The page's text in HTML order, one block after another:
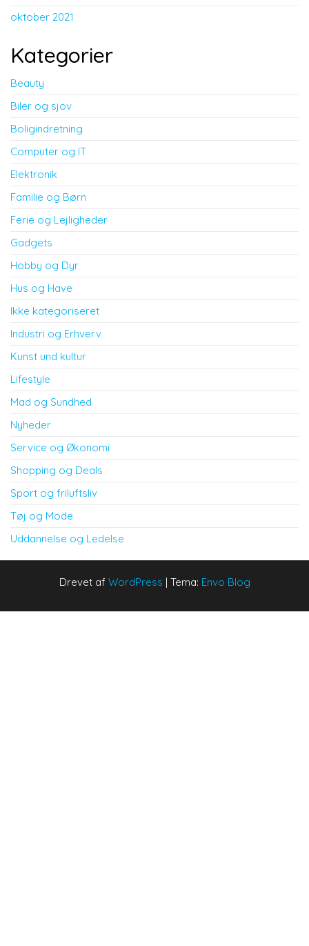
oktober 2021
Kategorier
Beauty
Biler og sjov
Boligindretning
Computer og IT
Elektronik
Familie og Børn
Ferie og Lejligheder
Gadgets
Hobby og Dyr
Hus og Have
Ikke kategoriseret
Industri og Erhverv
Kunst und kultur
Lifestyle
Mad og Sundhed
Nyheder
Service og Økonomi
Shopping og Deals
Sport og friluftsliv
Tøj og Mode
Uddannelse og Ledelse
Drevet af WordPress | Tema: Envo Blog